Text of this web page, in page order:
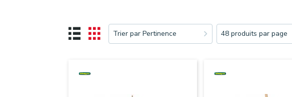
Trier par Pertinence 48 produits par page